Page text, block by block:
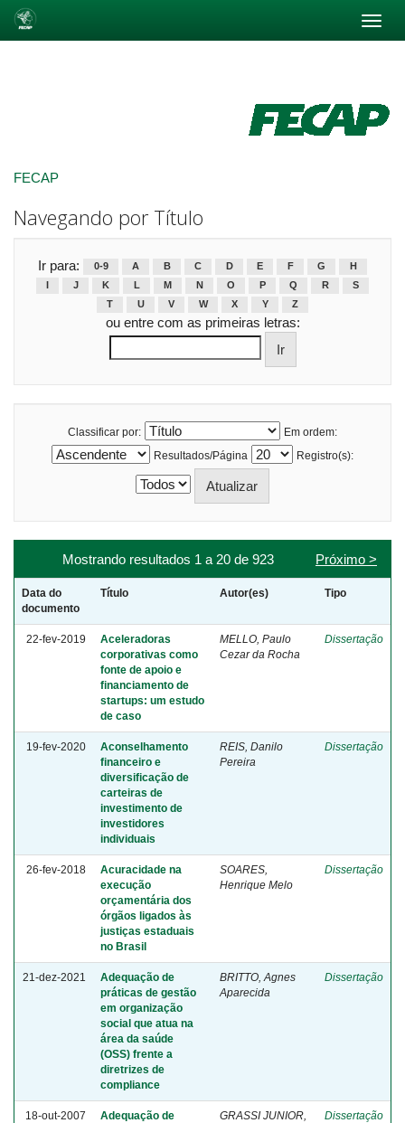
FECAP
Navegando por Título
Ir para: 0-9 A B C D E F G
H
J K L M N O P Q R
S
T
U V W X Y Z
ou entre com as primeiras letras:
Classificar por:
Em ordem:
Resultados/Página
Registro(s):
Mostrando resultados 1 a 20 de 923 Próximo >
Data do
documento
Título Autor(es) Tipo
22-fev-2019
Aceleradoras
corporativas como
fonte de apoio e
financiamento de
startups: um estudo
de caso
MELLO, Paulo
Cezar da Rocha
Dissertação
19-fev-2020
Aconselhamento
financeiro e
diversificação de
carteiras de
investimento de
investidores
individuais
REIS, Danilo
Pereira
Dissertação
26-fev-2018
Acuracidade na
execução
orçamentária dos
órgãos ligados às
justiças estaduais
no Brasil
SOARES,
Henrique Melo
Dissertação
21-dez-2021
Adequação de
práticas de gestão
em organização
social que atua na
área da saúde
(OSS) frente a
diretrizes de
compliance
BRITTO, Agnes
Aparecida
Dissertação
18-out-2007
Adequação de
GRASSI JUNIOR,
Dissertação